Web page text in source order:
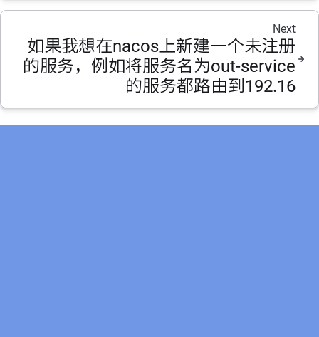
Next
如果我想在nacos上新建一个未注册
的服务，例如将服务名为out-service
的服务都路由到192.16